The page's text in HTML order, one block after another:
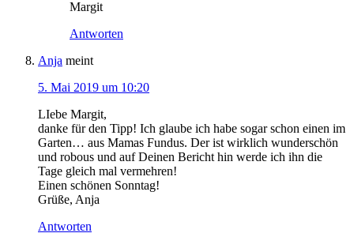
Margit
Antworten
Anja meint
5. Mai 2019 um 10:20
LIebe Margit,
danke für den Tipp! Ich glaube ich habe sogar schon einen im
Garten… aus Mamas Fundus. Der ist wirklich wunderschön
und robous und auf Deinen Bericht hin werde ich ihn die
Tage gleich mal vermehren!
Einen schönen Sonntag!
Grüße, Anja
Antworten